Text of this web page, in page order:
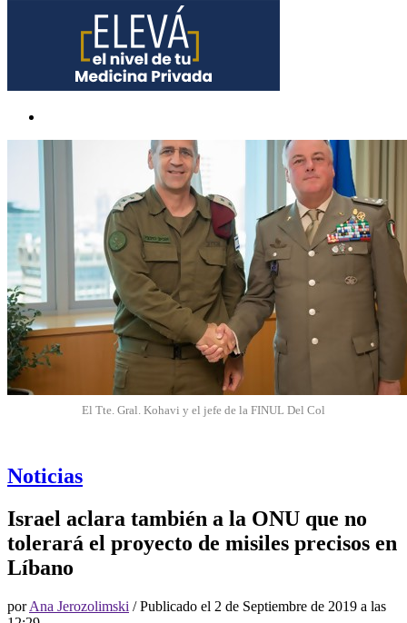
El Tte. Gral. Kohavi y el jefe de la FINUL Del Col
Noticias
Israel aclara también a la ONU que no
tolerará el proyecto de misiles precisos en
Líbano
porAna Jerozolimski / Publicado el 2 de Septiembre de 2019 a las